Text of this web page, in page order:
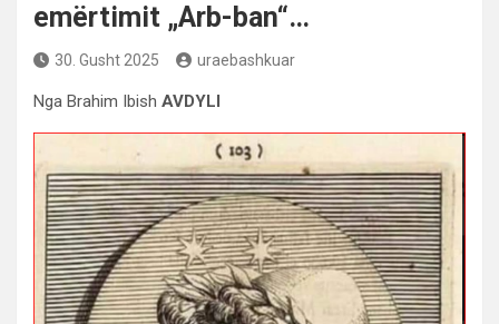
emërtimit „Arb-ban“…
30. Gusht 2025 uraebashkuar
Nga Brahim Ibish AVDYLI